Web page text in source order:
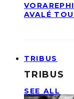
AVALÉ
TRIBUS
TRIBUS
SEE ALL